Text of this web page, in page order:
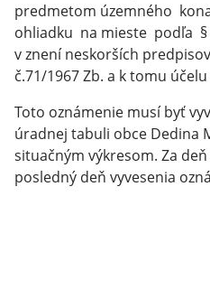
predmetom územného
ohliadku na mieste podľa §
v znení neskorších
č.71/1967 Zb. a k tomu
Toto oznámenie musí byť
úradnej tabuli obce Dedina
situačným výkresom. Za
posledný deň vyvesenia